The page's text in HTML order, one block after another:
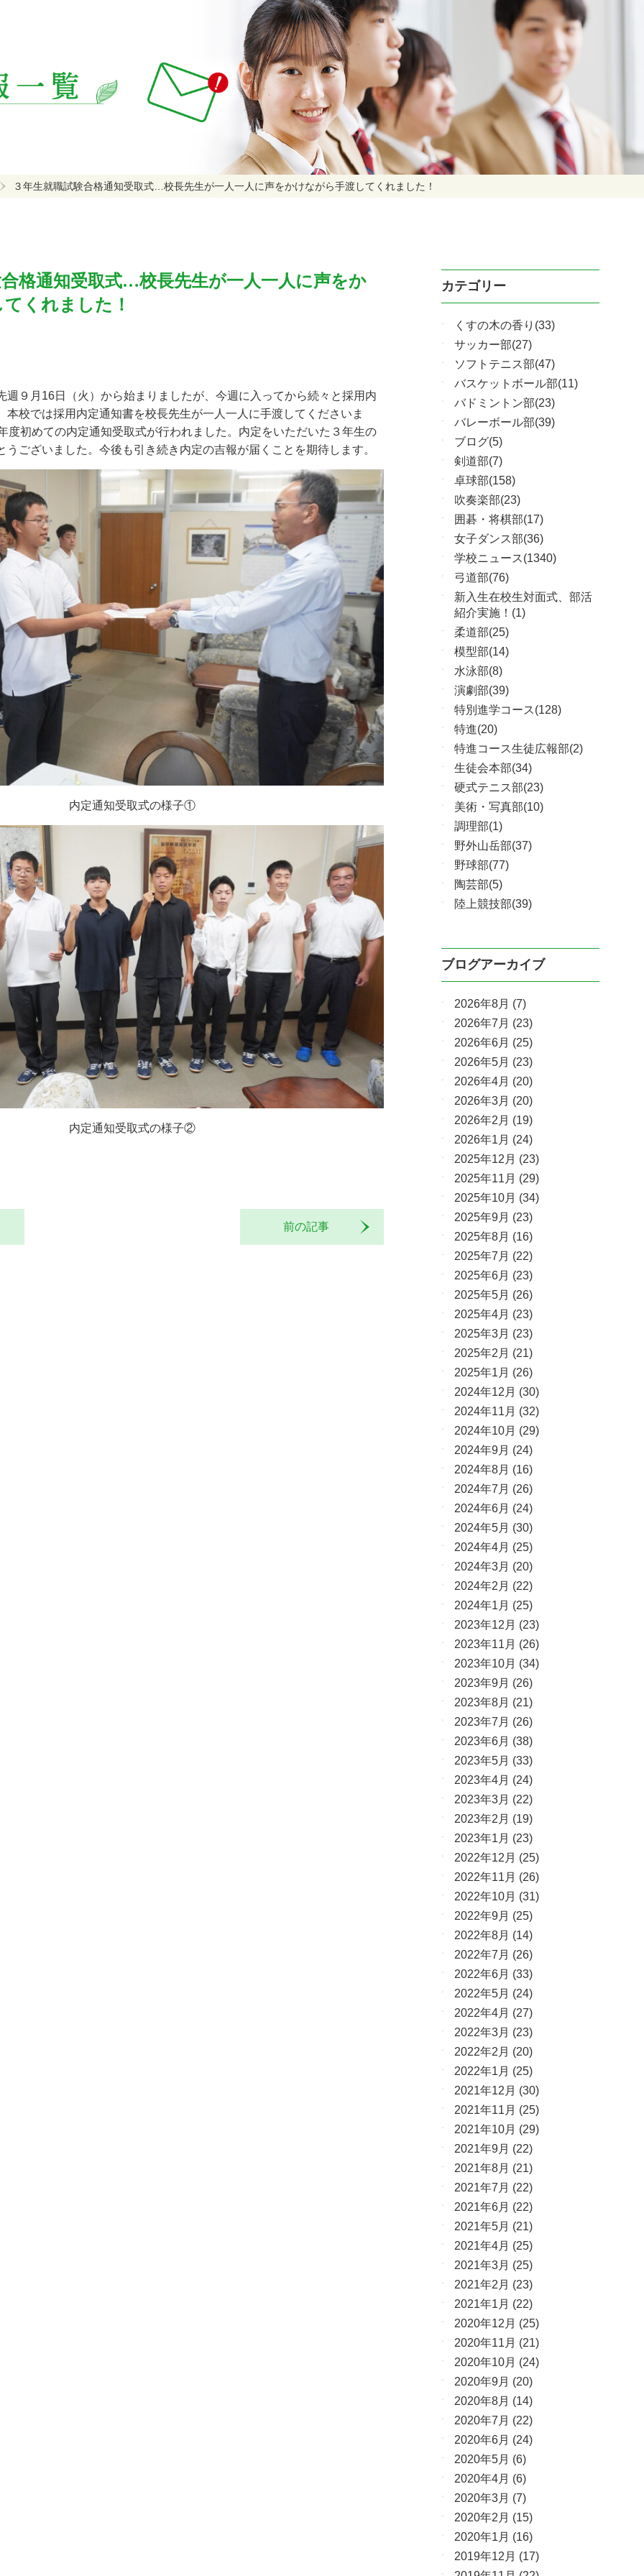
３年生就職試験合格通知受取式…校長先生が一人一人に声をかけながら手渡してくれました！
格通知受取式…校長先生が一人一人に声をか
くれました！
９月 16日（火）から始まりましたが、今週に入ってから続々と採用内
本校では採用内定通知書を校長先生が一人一人に手渡してくださいま
度初めての内定通知受取式が行われました。内定をいただいた３年生の
うございました。今後も引き続き内定の吉報が届くことを期待します。
内定通知受取式の様子①
内定通知受取式の様子②
前の記事
カテゴリー
くすの木の香り(33)
サッカー部(27)
ソフトテニス部(47)
バスケットボール部(11)
バドミントン部(23)
バレーボール部(39)
ブログ(5)
剣道部(7)
卓球部(158)
吹奏楽部(23)
囲碁・将棋部(17)
女子ダンス部(36)
学校ニュース(1340)
弓道部(76)
新入生在校生対面式、部活
紹介実施！(1)
柔道部(25)
模型部(14)
水泳部(8)
演劇部(39)
特別進学コース(128)
特進(20)
特進コース生徒広報部(2)
生徒会本部(34)
硬式テニス部(23)
美術・写真部(10)
調理部(1)
野外山岳部(37)
野球部(77)
陶芸部(5)
陸上競技部(39)
ブログアーカイブ
2026年8月 (7)
2026年7月 (23)
2026年6月 (25)
2026年5月 (23)
2026年4月 (20)
2026年3月 (20)
2026年2月 (19)
2026年1月 (24)
2025年12月 (23)
2025年11月 (29)
2025年10月 (34)
2025年9月 (23)
2025年8月 (16)
2025年7月 (22)
2025年6月 (23)
2025年5月 (26)
2025年4月 (23)
2025年3月 (23)
2025年2月 (21)
2025年1月 (26)
2024年12月 (30)
2024年11月 (32)
2024年10月 (29)
2024年9月 (24)
2024年8月 (16)
2024年7月 (26)
2024年6月 (24)
2024年5月 (30)
2024年4月 (25)
2024年3月 (20)
2024年2月 (22)
2024年1月 (25)
2023年12月 (23)
2023年11月 (26)
2023年10月 (34)
2023年9月 (26)
2023年8月 (21)
2023年7月 (26)
2023年6月 (38)
2023年5月 (33)
2023年4月 (24)
2023年3月 (22)
2023年2月 (19)
2023年1月 (23)
2022年12月 (25)
2022年11月 (26)
2022年10月 (31)
2022年9月 (25)
2022年8月 (14)
2022年7月 (26)
2022年6月 (33)
2022年5月 (24)
2022年4月 (27)
2022年3月 (23)
2022年2月 (20)
2022年1月 (25)
2021年12月 (30)
2021年11月 (25)
2021年10月 (29)
2021年9月 (22)
2021年8月 (21)
2021年7月 (22)
2021年6月 (22)
2021年5月 (21)
2021年4月 (25)
2021年3月 (25)
2021年2月 (23)
2021年1月 (22)
2020年12月 (25)
2020年11月 (21)
2020年10月 (24)
2020年9月 (20)
2020年8月 (14)
2020年7月 (22)
2020年6月 (24)
2020年5月 (6)
2020年4月 (6)
2020年3月 (7)
2020年2月 (15)
2020年1月 (16)
2019年12月 (17)